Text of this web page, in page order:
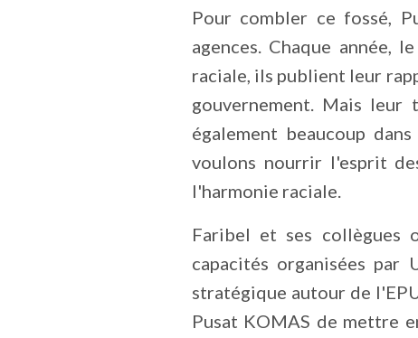
Pour combler ce fossé,
agences. Chaque année,
raciale, ils publient leur
gouvernement. Mais leur
également beaucoup
voulons nourrir l'esprit
l'harmonie raciale.
Faribel et ses collègues
capacités organisées
stratégique autour de
Pusat KOMAS de mettre